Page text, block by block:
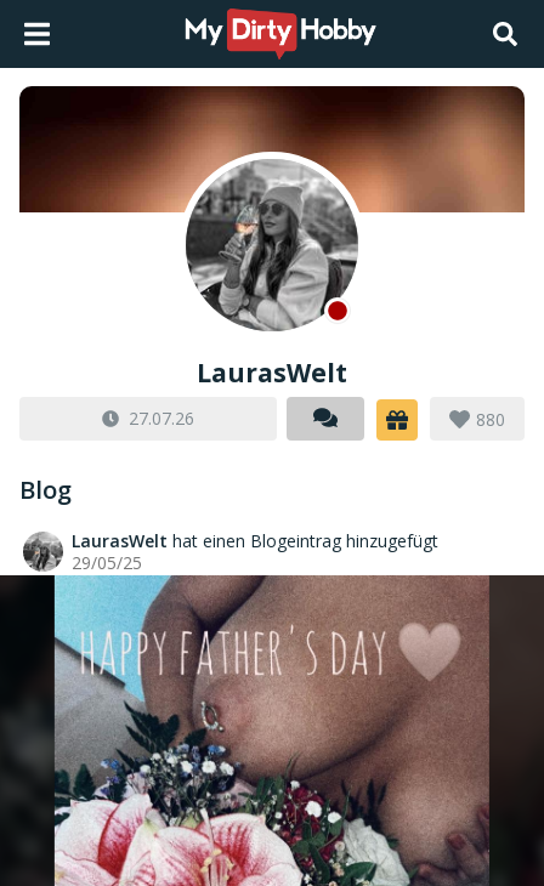
LaurasWelt
27.07.26 880
Blog
LaurasWelt hat einen Blogeintrag hinzugefügt
29/05/25